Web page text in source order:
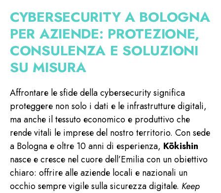
F.A.Q.
Blog
Italiano
CYBERSECURITY A BOLOGNA
PER AZIENDE: PROTEZIONE,
CONSULENZA E SOLUZIONI
SU MISURA
Affrontare le sfide della cybersecurity significa
proteggere non solo i dati e le infrastrutture digitali,
ma anche il tessuto economico e produttivo che
rende vitali le imprese del nostro territorio. Con sede
a Bologna e oltre 10 anni di esperienza, Kōkishin
nasce e cresce nel cuore dell’Emilia con un obiettivo
chiaro: offrire alle aziende locali e nazionali un
occhio sempre vigile sulla sicurezza digitale. Keep